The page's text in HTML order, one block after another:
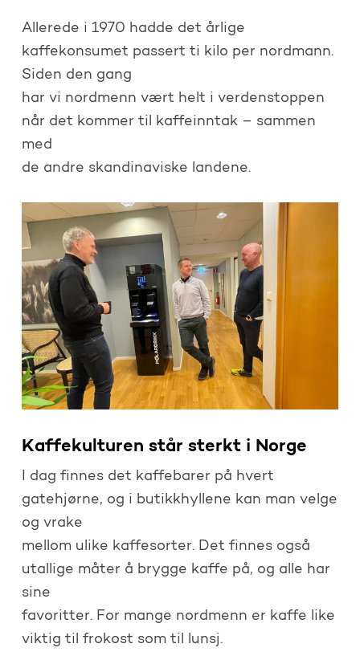
Allerede i 1970 hadde det årlige
kaffekonsumet passert ti kilo per nordmann.
Siden den gang
har vi nordmenn vært helt i verdenstoppen
når det kommer til kaffeinntak – sammen
med
de andre skandinaviske landene.
Kaffekulturen står sterkt i Norge
I dag finnes det kaffebarer på hvert
gatehjørne, og i butikkhyllene kan man velge
og vrake
mellom ulike kaffesorter. Det finnes også
utallige måter å brygge kaffe på, og alle har
sine
favoritter. For mange nordmenn er kaffe like
viktig til frokost som til lunsj.